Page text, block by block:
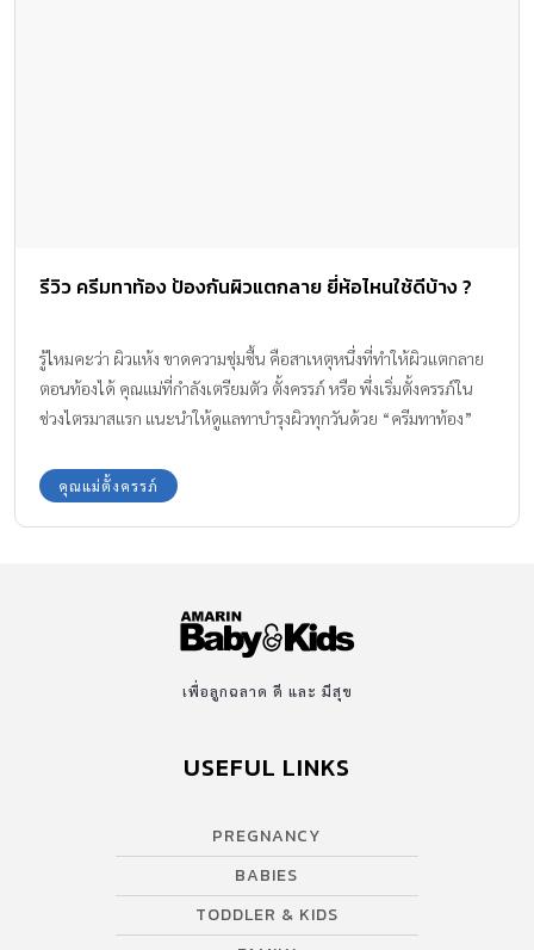
เพื่อลูกฉลาด ดี และ มีสุข
PREGNANCY
TODDLER & KIDS
FAMILY
SCHOOL VISIT
VIDEO
SUPPORT
Contact US